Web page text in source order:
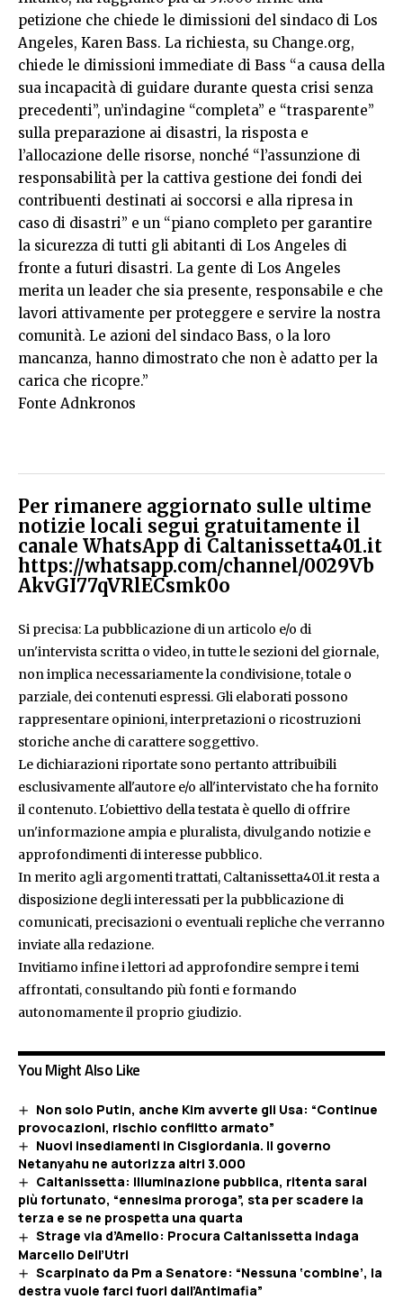
petizione che chiede le dimissioni del sindaco di Los
Angeles, Karen Bass. La richiesta, su Change.org,
chiede le dimissioni immediate di Bass “a causa della
sua incapacità di guidare durante questa crisi senza
precedenti”, un’indagine “completa” e “trasparente”
sulla preparazione ai disastri, la risposta e
l’allocazione delle risorse, nonché “l’assunzione di
responsabilità per la cattiva gestione dei fondi dei
contribuenti destinati ai soccorsi e alla ripresa in
caso di disastri” e un “piano completo per garantire
la sicurezza di tutti gli abitanti di Los Angeles di
fronte a futuri disastri. La gente di Los Angeles
merita un leader che sia presente, responsabile e che
lavori attivamente per proteggere e servire la nostra
comunità. Le azioni del sindaco Bass, o la loro
mancanza, hanno dimostrato che non è adatto per la
carica che ricopre.”
Fonte Adnkronos
Per rimanere aggiornato sulle ultime
notizie locali segui gratuitamente il
canale WhatsApp di Caltanissetta401.it
https://whatsapp.com/channel/0029Vb
AkvGI77qVRlECsmk0o
Si precisa: La pubblicazione di un articolo e/o di
un'intervista scritta o video, in tutte le sezioni del giornale,
non implica necessariamente la condivisione, totale o
parziale, dei contenuti espressi. Gli elaborati possono
rappresentare opinioni, interpretazioni o ricostruzioni
storiche anche di carattere soggettivo.
Le dichiarazioni riportate sono pertanto attribuibili
esclusivamente all'autore e/o all'intervistato che ha fornito
il contenuto. L'obiettivo della testata è quello di offrire
un'informazione ampia e pluralista, divulgando notizie e
approfondimenti di interesse pubblico.
In merito agli argomenti trattati, Caltanissetta401.it resta a
disposizione degli interessati per la pubblicazione di
comunicati, precisazioni o eventuali repliche che verranno
inviate alla redazione.
Invitiamo infine i lettori ad approfondire sempre i temi
affrontati, consultando più fonti e formando
autonomamente il proprio giudizio.
You Might Also Like
Non solo Putin, anche Kim avverte gli Usa: “Continue
provocazioni, rischio conflitto armato”
Nuovi insediamenti in Cisgiordania. Il governo
Netanyahu ne autorizza altri 3.000
Caltanissetta: Illuminazione pubblica, ritenta sarai
più fortunato, “ennesima proroga”, sta per scadere la
terza e se ne prospetta una quarta
Strage via d’Amelio: Procura Caltanissetta indaga
Marcello Dell’Utri
Scarpinato da Pm a Senatore: “Nessuna ‘combine’, la
destra vuole farci fuori dall’Antimafia”